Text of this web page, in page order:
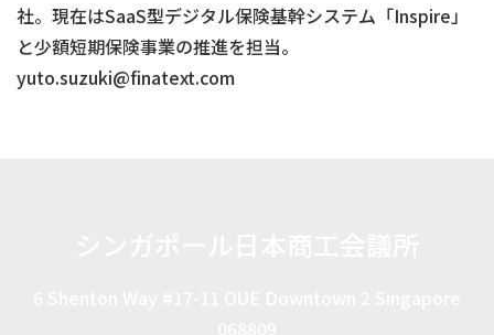
社。現在はSaaS型デジタル保険基幹システム「Inspire」
と少額短期保険事業の推進を担当。
yuto.suzuki@finatext.com